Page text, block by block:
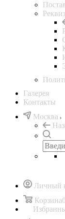
Галерея
Контакты
Москва
Личный
Корзина0